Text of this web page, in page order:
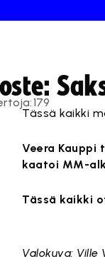
179
Tässä kaikki
Veera Kauppi
kaatoi MM-
Tässä kaikki
Valokuva: Ville